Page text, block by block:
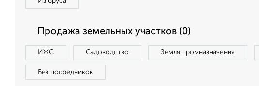
Продажа земельных участков (0)
ИЖС Садоводство Земля промназначения
Без посредников